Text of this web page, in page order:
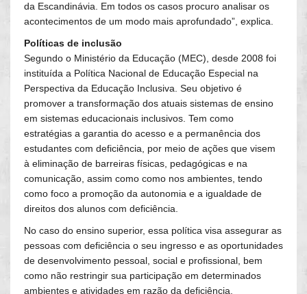
da Escandinávia. Em todos os casos procuro analisar os
acontecimentos de um modo mais aprofundado”, explica.
Políticas de inclusão
Segundo o Ministério da Educação (MEC), desde 2008 foi
instituída a Política Nacional de Educação Especial na
Perspectiva da Educação Inclusiva. Seu objetivo é
promover a transformação dos atuais sistemas de ensino
em sistemas educacionais inclusivos. Tem como
estratégias a garantia do acesso e a permanência dos
estudantes com deficiência, por meio de ações que visem
à eliminação de barreiras físicas, pedagógicas e na
comunicação, assim como como nos ambientes, tendo
como foco a promoção da autonomia e a igualdade de
direitos dos alunos com deficiência.
No caso do ensino superior, essa política visa assegurar as
pessoas com deficiência o seu ingresso e as oportunidades
de desenvolvimento pessoal, social e profissional, bem
como não restringir sua participação em determinados
ambientes e atividades em razão da deficiência.